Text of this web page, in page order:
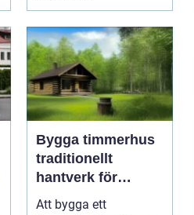
påve...
Bygga timmerhus
traditionellt
hantverk för
moderna behov
Att bygga ett